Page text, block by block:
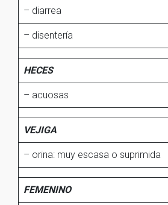
– diarrea
– disentería
HECES
– acuosas
VEJIGA
– orina: muy escasa o suprimida
FEMENINO